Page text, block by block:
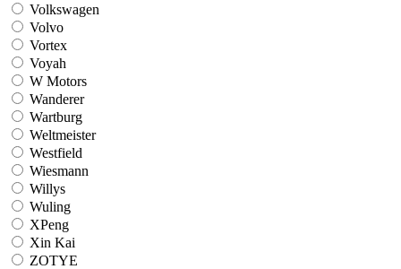
Volkswagen
Volvo
Vortex
Voyah
W Motors
Wanderer
Wartburg
Weltmeister
Westfield
Wiesmann
Willys
Wuling
XPeng
Xin Kai
ZOTYE